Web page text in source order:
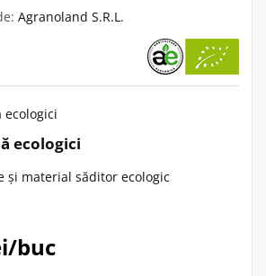
Agranoland S.R.L.
ecologici
și material săditor ecologic
buc